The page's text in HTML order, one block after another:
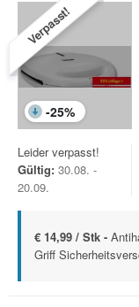
Verpasst!
-25%
Leider verpasst!
Gültig: 30.08. -
20.09.
€ 14,99 / Stk -
Griff